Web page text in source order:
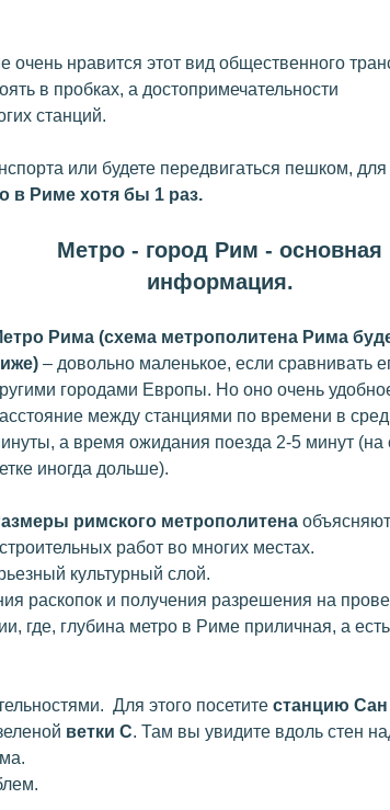
очень нравится этот вид общественного
в пробках, а достопримечательности
станций.
или будете передвигаться пешком, для
в Риме хотя бы 1 раз.
Метро - город Рим - основная
информация.
Рима (схема метрополитена Рима
– довольно маленькое, если сравнивать
городами Европы. Но оно очень
между станциями по времени в
а время ожидания поезда 2-5 минут (на
иногда дольше).
римского метрополитена
работ во многих местах.
культурный слой.
раскопок и получения разрешения на
где, глубина метро в Риме приличная, а есть
Для этого посетите станцию Сан
ветки С. Там вы увидите вдоль стен